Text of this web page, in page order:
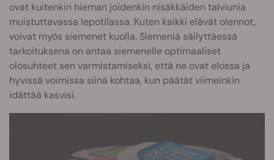
ovat kuitenkin hieman joidenkin nisäkkäiden talviunia
muistuttavassa lepotilassa. Kuten kaikki elävät olennot,
voivat myös siemenet kuolla. Siemeniä säilyttäessä
tarkoituksena on antaa siemenelle optimaaliset
olosuhteet sen varmistamiseksi, että ne ovat elossa ja
hyvissä voimissa siinä kohtaa, kun päätät viimeinkin
idättää kasvisi.